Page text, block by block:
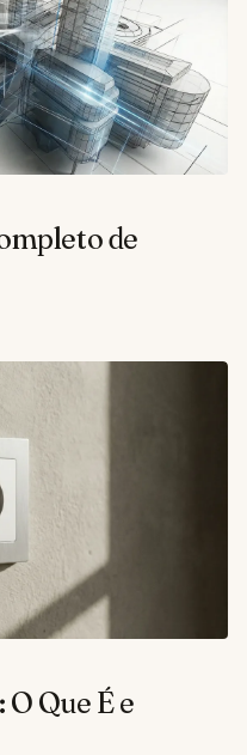
de
Que É e